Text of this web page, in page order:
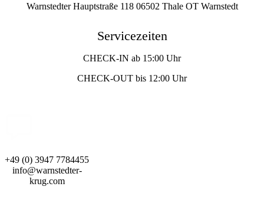
Warnstedter Hauptstraße 118 06502 Thale OT Warnstedt
Servicezeiten
CHECK-IN ab 15:00 Uhr
CHECK-OUT bis 12:00 Uhr
+49 (0) 3947 7784455
info@warnstedter-
krug.com